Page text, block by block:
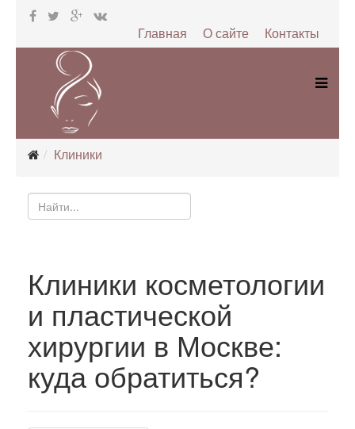
Контакты
О сайте
Главная
Клиники
Клиники косметологии
и пластической
хирургии в Москве:
куда обратиться?